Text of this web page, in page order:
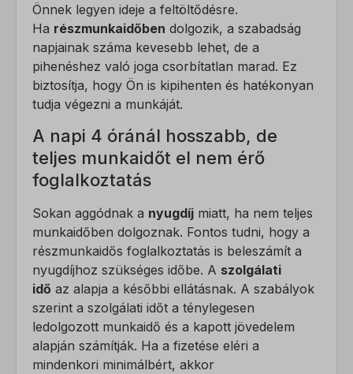
Önnek legyen ideje a feltöltődésre.
Ha részmunkaidőben dolgozik, a szabadság
napjainak száma kevesebb lehet, de a
pihenéshez való joga csorbítatlan marad. Ez
biztosítja, hogy Ön is kipihenten és hatékonyan
tudja végezni a munkáját.
A napi 4 óránál hosszabb, de
teljes munkaidőt el nem érő
foglalkoztatás
Sokan aggódnak a nyugdíj miatt, ha nem teljes
munkaidőben dolgoznak. Fontos tudni, hogy a
részmunkaidős foglalkoztatás is beleszámít a
nyugdíjhoz szükséges időbe. A szolgálati
idő az alapja a későbbi ellátásnak. A szabályok
szerint a szolgálati időt a ténylegesen
ledolgozott munkaidő és a kapott jövedelem
alapján számítják. Ha a fizetése eléri a
mindenkori minimálbért, akkor